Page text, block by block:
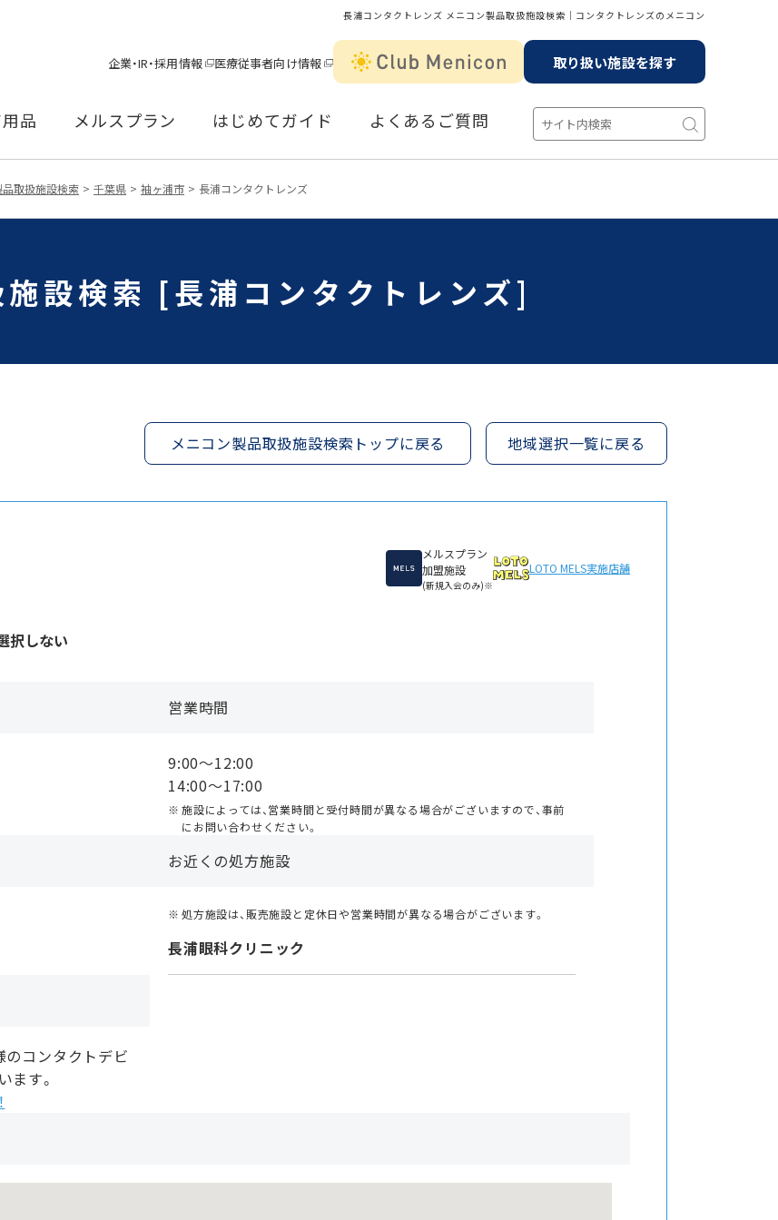
長浦コンタクトレンズ メニコン製品取扱施設検索│コンタクトレンズのメニコン
企業・IR・採用情報 医療従事者向け情報 取り扱い施設を探す
品 メルスプラン はじめてガイド よくあるご質問
品取扱施設検索 千葉県 袖ヶ浦市 長浦コンタクトレンズ
施設検索 [長浦コンタクトレンズ]
メニコン製品取扱施設検索トップに戻る 地域選択一覧に戻る
メルスプラン
加盟施設
(新規入会のみ)※
LOTO MELS実施店舗
択しない
営業時間
9:00〜12:00
14:00〜17:00
施設によっては、営業時間と受付時間が異なる場合がございますので、事前
にお問い合わせください。
お近くの処方施設
処方施設は、販売施設と定休日や営業時間が異なる場合がございます。
長浦眼科クリニック
のコンタクトデビ
ます。